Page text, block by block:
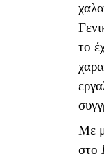
το
Με
στο